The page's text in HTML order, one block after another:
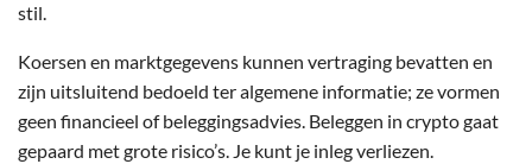
stil.
Koersen en marktgegevens kunnen vertraging bevatten en
zijn uitsluitend bedoeld ter algemene informatie; ze vormen
geen financieel of beleggingsadvies. Beleggen in crypto gaat
gepaard met grote risico’s. Je kunt je inleg verliezen.